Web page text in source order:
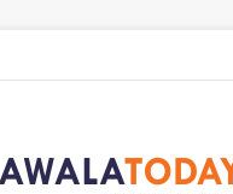
Eselon Lainnya